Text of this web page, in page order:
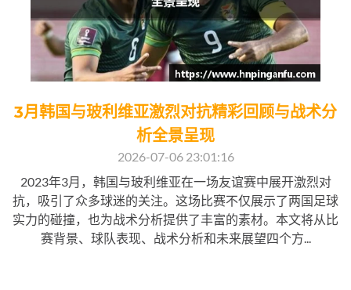
3月韩国与玻利维亚激烈对抗精彩回顾与战术分
析全景呈现
2026-07-06 23:01:16
2023年3月，韩国与玻利维亚在一场友谊赛中展开激烈对
抗，吸引了众多球迷的关注。这场比赛不仅展示了两国足球
实力的碰撞，也为战术分析提供了丰富的素材。本文将从比
赛背景、球队表现、战术分析和未来展望四个方...